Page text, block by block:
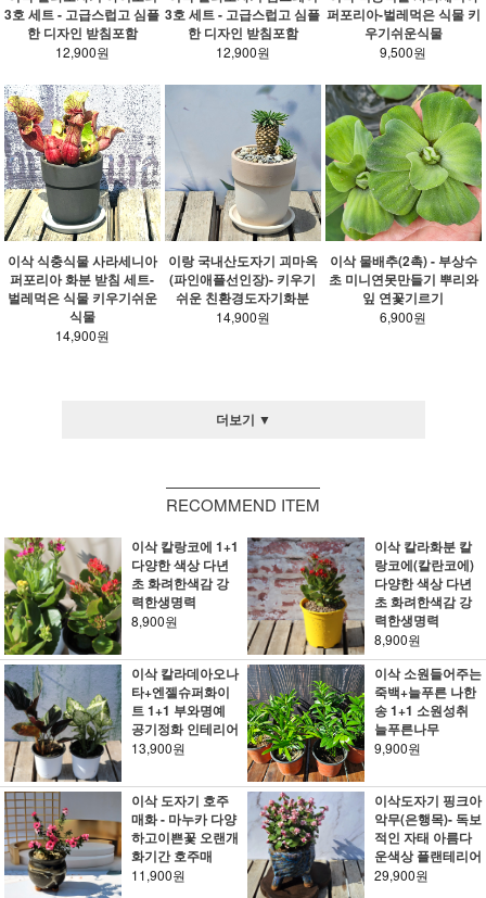
3호 세트 - 고급스럽고 심플
한 디자인 받침포함
12,900원
3호 세트 - 고급스럽고 심플
한 디자인 받침포함
12,900원
퍼포리아-벌레먹은 식물 키
우기쉬운식물
9,500원
이삭 식충식물 사라세니아
퍼포리아 화분 받침 세트-
벌레먹은 식물 키우기쉬운
식물
14,900원
이랑 국내산도자기 괴마옥
(파인애플선인장)- 키우기
쉬운 친환경도자기화분
14,900원
이삭 물배추(2촉) - 부상수
초 미니연못만들기 뿌리와
잎 연꽃기르기
6,900원
더보기 ▼
RECOMMEND ITEM
이삭 칼랑코에 1+1
다양한 색상 다년
초 화려한색감 강
력한생명력
8,900원
이삭 칼라화분 칼
랑코에(칼란코에)
다양한 색상 다년
초 화려한색감 강
력한생명력
8,900원
이삭 칼라데아오나
타+엔젤슈퍼화이
트 1+1 부와명예
공기정화 인테리어
13,900원
이삭 소원들어주는
죽백+늘푸른 나한
송 1+1 소원성취
늘푸른나무
9,900원
이삭 도자기 호주
매화 - 마누카 다양
하고이쁜꽃 오랜개
화기간 호주매
11,900원
이삭도자기 핑크아
악무(은행목)- 독보
적인 자태 아름다
운색상 플랜테리어
29,900원